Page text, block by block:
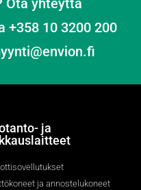
Ota yhteyttä
+358 10 3200 200
ja
ja annostelukoneet